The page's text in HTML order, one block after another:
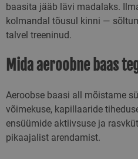
baasita jääb lävi madalaks.
kolmandal tõusul kinni —
talvel treeninud.
Mida aeroobne baas
Aeroobse baasi all mõistame
võimekuse, kapillaaride
ensüümide aktiivsuse ja
pikaajalist arendamist.